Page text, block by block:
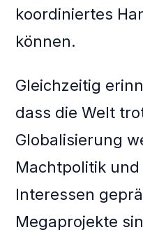
koordiniertes
können.
Gleichzeitig
dass die Welt
Globalisierung
Machtpolitik
Interessen
Megaprojekte